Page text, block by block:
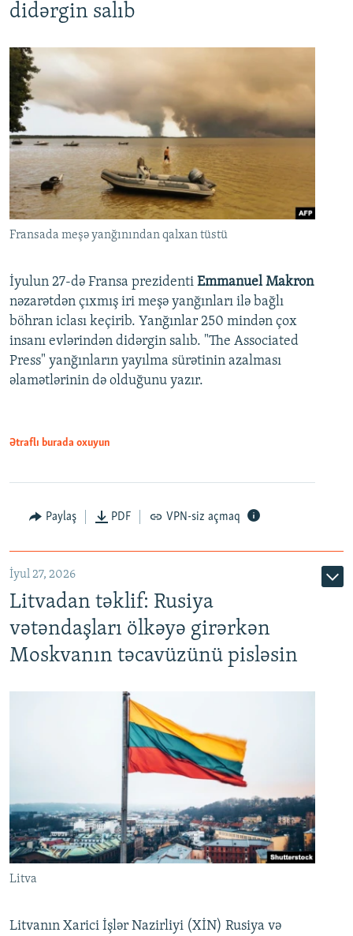
didərgin salıb
Fransada meşə yanğınından qalxan tüstü
İyulun 27-də Fransa prezidenti Emmanuel Makron
nəzarətdən çıxmış iri meşə yanğınları ilə bağlı
böhran iclası keçirib. Yanğınlar 250 mindən çox
insanı evlərindən didərgin salıb. "The Associated
Press" yanğınların yayılma sürətinin azalması
əlamətlərinin də olduğunu yazır.
Ətraflı burada oxuyun
Paylaş PDF VPN-siz açmaq
İyul 27, 2026
Litvadan təklif: Rusiya
vətəndaşları ölkəyə girərkən
Moskvanın təcavüzünü pisləsin
Litva
Litvanın Xarici İşlər Nazirliyi (XİN) Rusiya və